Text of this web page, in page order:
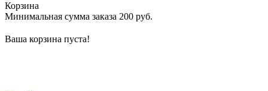
Корзина
Минимальная сумма заказа 200 руб.
Ваша корзина пуста!